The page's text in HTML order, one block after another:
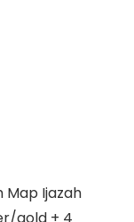
Map Ijazah